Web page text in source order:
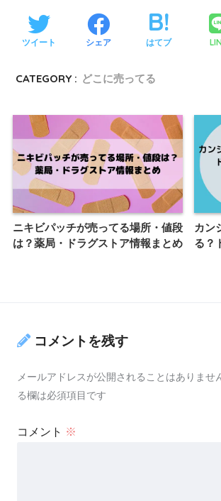
ツイート シェア はてブ
CATEGORY : どこに売ってる
ニキビパッチが売ってる場所・値段
は？薬局・ドラグストア情報まとめ
カン
る？
コメントを残す
メールアドレスが公開されることはありませ
る欄は必須項目です
コメント ※